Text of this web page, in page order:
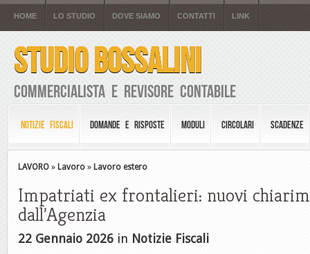
HOME LO STUDIO DOVE SIAMO CONTATTI LINK
STUDIO BOSSALINI
Commercialista e Revisore Contabile
NOTIZIE FISCALI DOMANDE E RISPOSTE MODULI CIRCOLARI SCADENZE
LAVORO » Lavoro » Lavoro estero
Impatriati ex frontalieri: nuovi
dall’Agenzia
22 Gennaio 2026 in Notizie Fiscali